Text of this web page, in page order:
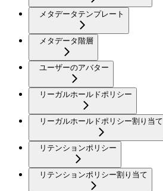
メタデータテンプレート
メタデータ階層
ユーザーのアバター
リーガルホールドポリシー
リーガルホールドポリシー割り当て
リテンションポリシー
リテンションポリシー割り当て